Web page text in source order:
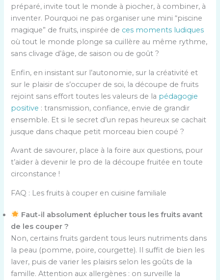
préparé, invite tout le monde à piocher, à combiner, à
inventer. Pourquoi ne pas organiser une mini “piscine
magique” de fruits, inspirée de ces moments ludiques
où tout le monde plonge sa cuillère au même rythme,
sans clivage d’âge, de saison ou de goût ?
Enfin, en insistant sur l’autonomie, sur la créativité et
sur le plaisir de s’occuper de soi, la découpe de fruits
rejoint sans effort toutes les valeurs de la pédagogie
positive : transmission, confiance, envie de grandir
ensemble. Et si le secret d’un repas heureux se cachait
jusque dans chaque petit morceau bien coupé ?
Avant de savourer, place à la foire aux questions, pour
t’aider à devenir le pro de la découpe fruitée en toute
circonstance !
FAQ : Les fruits à couper en cuisine familiale
Faut-il absolument éplucher tous les fruits avant
de les couper ?
Non, certains fruits gardent tous leurs nutriments dans
la peau (pomme, poire, courgette). Il suffit de bien les
laver, puis de varier les plaisirs selon les goûts de la
famille. Attention aux allergènes : on surveille la